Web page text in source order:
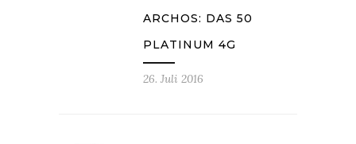
ARCHOS: DAS 50
PLATINUM 4G
26. Juli 2016